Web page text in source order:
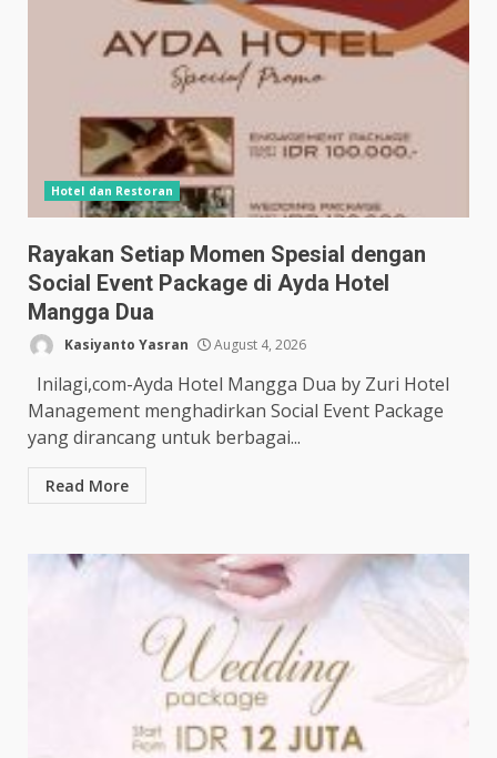
Hotel dan Restoran
Rayakan Setiap Momen Spesial dengan
Social Event Package di Ayda Hotel
Mangga Dua
Kasiyanto Yasran August 4, 2026
Inilagi,com-Ayda Hotel Mangga Dua by Zuri Hotel
Management menghadirkan Social Event Package
yang dirancang untuk berbagai...
Read More